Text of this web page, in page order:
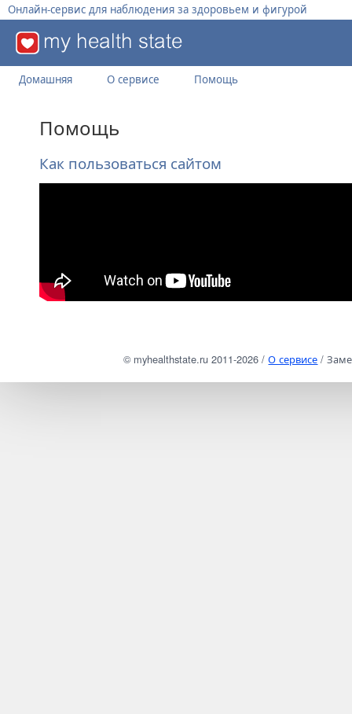
Онлайн-сервис для наблюдения за здоровьем и фигурой
Домашняя О сервисе Помощь
Помощь
Как пользоваться сайтом
© myhealthstate.ru 2011-2026 /О сервисе /